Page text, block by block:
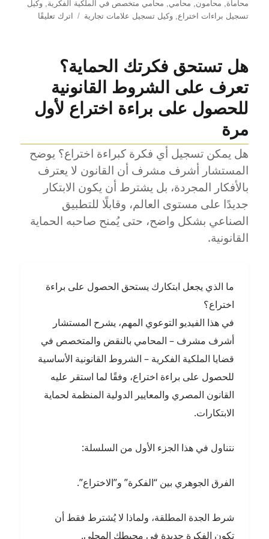
محاماة, محامون, محامي, محامي متخصص في الملكية الفكرية,وكيل
تسجيل براءات اختراع,وكيل تسجيل علامات تجارية اترك تعليقًا
حق
والحقوق
المجاورة
هل تستحق فكرتك الحماية؟
تعرف على الشروط القانونية
للحصول على براءة اختراع لأول
مرة
هل يمكن تسجيل أي فكرة كبراءة اختراع؟ يوضح
المستشار أشرف مشرف أن القانون لا يعترف
بالأفكار المجردة، بل يشترط أن يكون الابتكار
جديدًا على مستوى العالم، وقابلًا للتطبيق
الصناعي بشكل واضح، حتى يُمنح صاحبه الحماية
القانونية.
ما الذي يجعل ابتكارك يستحق الحصول على براءة
اختراع؟
في هذا الفيديو التوعوي المهم، يشرح المستشار
أشرف مشرف – المحامي بالنقض والمتخصص في
قضايا الملكية الفكرية – الشروط القانونية الأساسية
للحصول على براءة اختراع، وفقًا لما استقر عليه
القانون المصري والمعايير الدولية المنظمة لحماية
الابتكارات.
نتناول في هذا الجزء الأول من السلسلة:
الفرق الجوهري بين “الفكرة” و”الاختراع”.
شرط الجدة المطلقة، ولماذا لا يُشترط فقط أن
تكون الفكرة جديدة في محيطك المحلي.